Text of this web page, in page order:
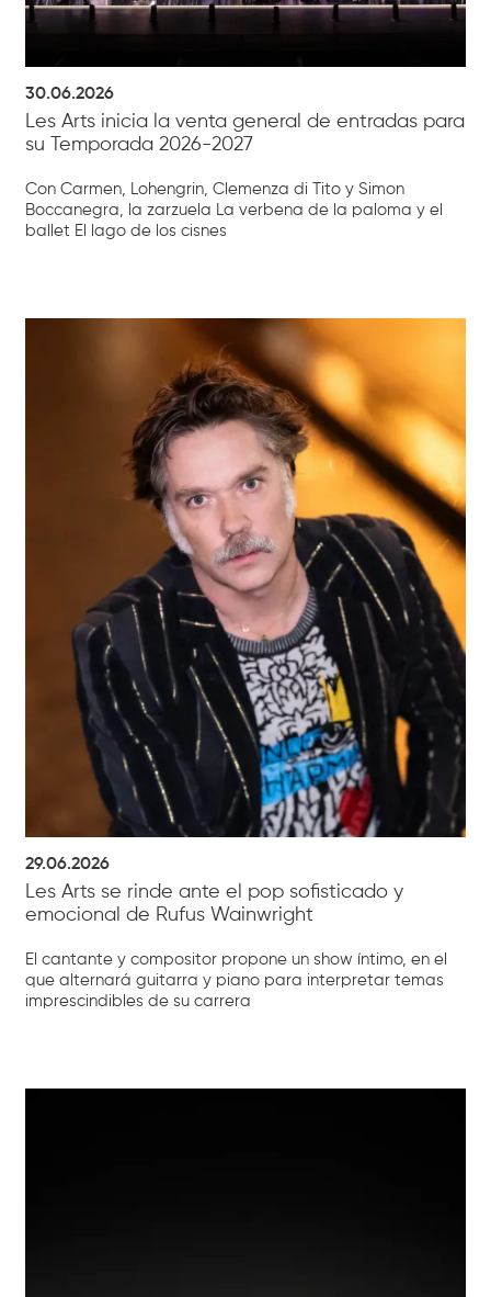
30.06.2026
Les Arts inicia la venta general de entradas para
su Temporada 2026-2027
Con Carmen, Lohengrin, Clemenza di Tito y Simon
Boccanegra, la zarzuela La verbena de la paloma y el
ballet El lago de los cisnes
29.06.2026
Les Arts se rinde ante el pop sofisticado y
emocional de Rufus Wainwright
El cantante y compositor propone un show íntimo, en el
que alternará guitarra y piano para interpretar temas
imprescindibles de su carrera